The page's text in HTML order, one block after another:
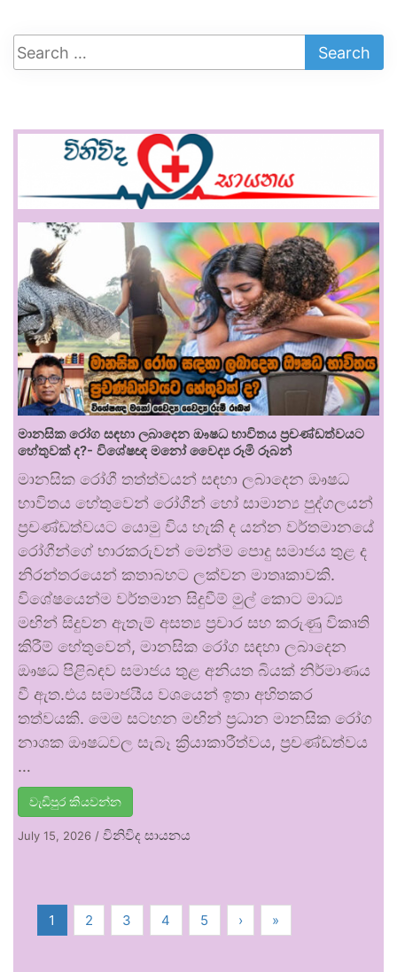
මානසික රෝග සඳහා ලබාදෙන ඖෂධ භාවිතය ප්‍රචණ්ඩත්වයට
හේතුවක් ද?- විශේෂඥ මනෝ වෛද්‍ය රූමි රූබන්
මානසික රෝගී තත්ත්වයන් සඳහා ලබාදෙන ඖෂධ
භාවිතය හේතුවෙන් රෝගීන් හෝ සාමාන්‍ය පුද්ගලයන්
ප්‍රචණ්ඩත්වයට යොමු විය හැකි ද යන්න වර්තමානයේ
රෝගීන්ගේ භාරකරුවන් මෙන්ම පොදු සමාජය තුළ ද
නිරන්තරයෙන් කතාබහට ලක්වන මාතෘකාවකි.
විශේෂයෙන්ම වර්තමාන සිදුවීම් මුල් කොට මාධ්‍ය
මඟින් සිදුවන ඇතැම් අසත්‍ය ප්‍රචාර සහ කරුණු විකෘති
කිරීම් හේතුවෙන්, මානසික රෝග සඳහා ලබාදෙන
ඖෂධ පිළිබඳව සමාජය තුළ අනියත බියක් නිර්මාණය
වී ඇත.එය සමාජයීය වශයෙන් ඉතා අහිතකර
තත්වයකි. මෙම සටහන මඟින් ප්‍රධාන මානසික රෝග
නාශක ඖෂධවල සැබෑ ක්‍රියාකාරීත්වය, ප්‍රචණ්ඩත්වය
…
වැඩිපුර කියවන්න
July 15, 2026 / විනිවිද සායනය
1 2 3 4 5 › »